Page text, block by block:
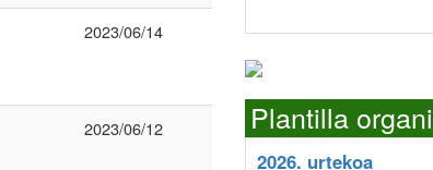
2023/06/14
2023/06/12 Plantilla
2026. urtekoa